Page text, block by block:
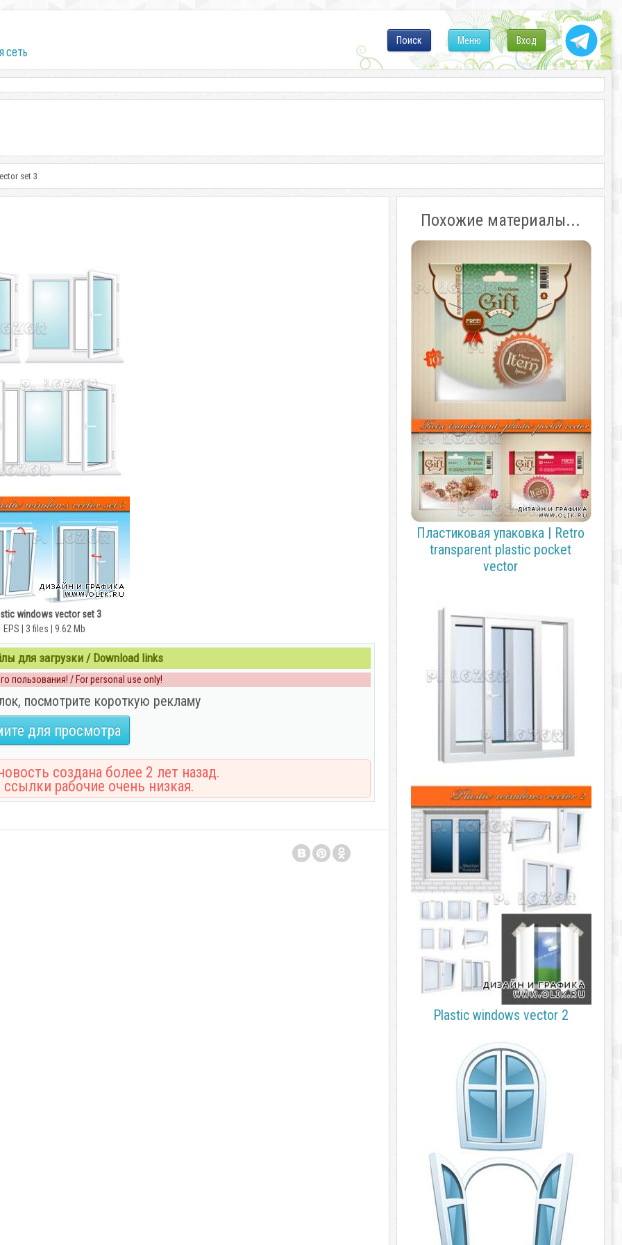
сеть
Вход
Меню
Поиск
set 3
windows vector set 3
EPS | 3 files | 9.62 Mb
для загрузки / Download links
пользования! / For personal use only!
посмотрите короткую рекламу
для просмотра
создана более 2 лет назад.
рабочие очень низкая.
Похожие материалы...
Пластиковая упаковка | Retro
transparent plastic pocket
vector
Plastic windows vector 2